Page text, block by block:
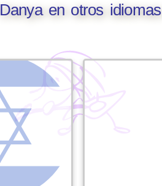
Danya en otros idiomas